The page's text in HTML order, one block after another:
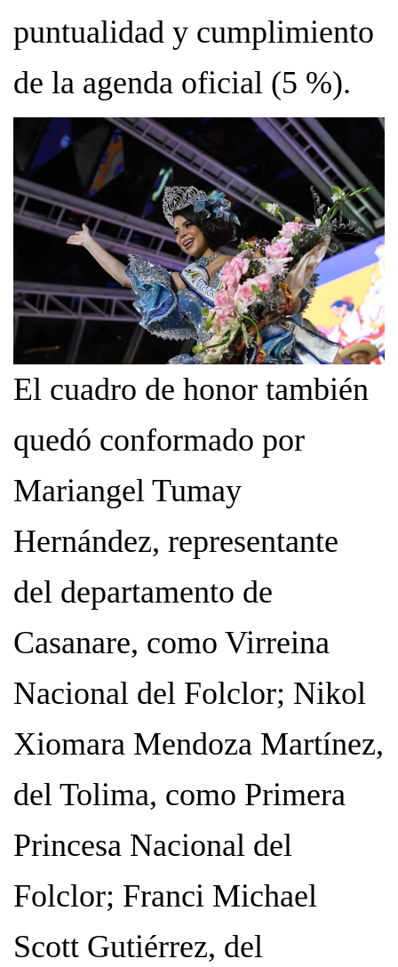
puntualidad y cumplimiento
de la agenda oficial (5 %).
El cuadro de honor también
quedó conformado por
Mariangel Tumay
Hernández, representante
del departamento de
Casanare, como Virreina
Nacional del Folclor; Nikol
Xiomara Mendoza Martínez,
del Tolima, como Primera
Princesa Nacional del
Folclor; Franci Michael
Scott Gutiérrez, del